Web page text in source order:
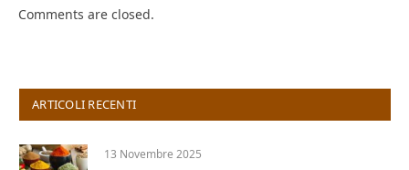
Comments are closed.
ARTICOLI RECENTI
13 Novembre 2025